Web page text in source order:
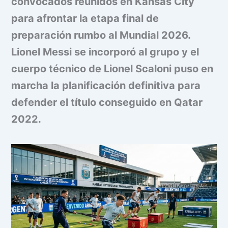
para afrontar la etapa final de
preparación rumbo al Mundial 2026.
Lionel Messi se incorporó al grupo y el
cuerpo técnico de Lionel Scaloni puso en
marcha la planificación definitiva para
defender el título conseguido en Qatar
2022.